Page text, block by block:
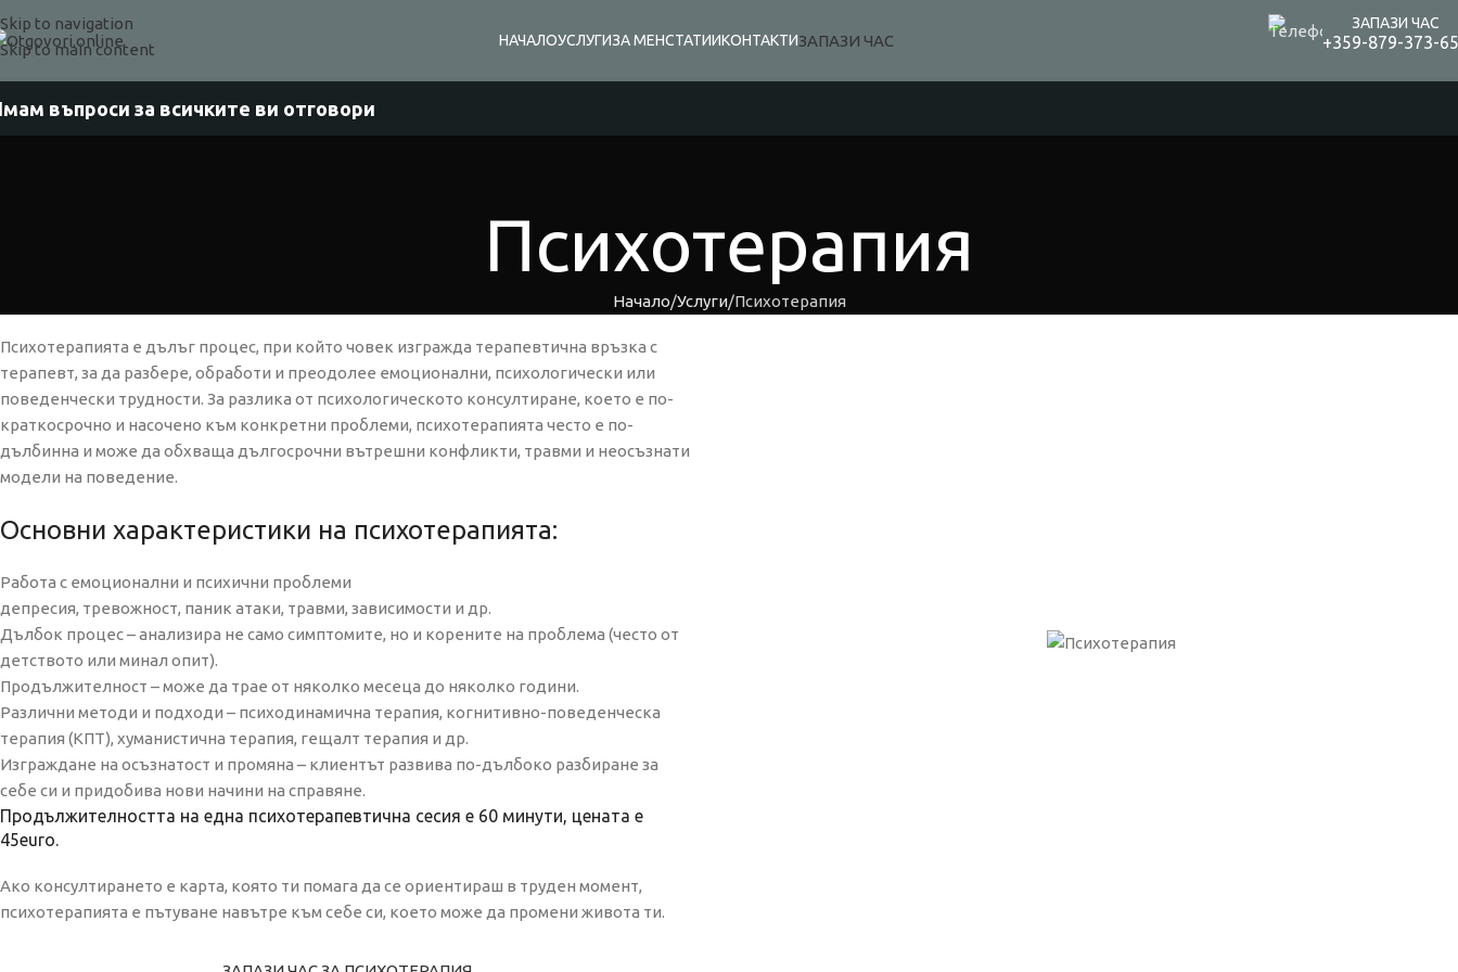
Skip to navigation
Skip to main content
НАЧАЛОУСЛУГИЗА МЕНСТАТИИКОНТАКТИЗАПАЗИ ЧАС
ЗАПАЗИ ЧАС
+359-879-373-
въпроси за всичките ви отговори
Психотерапия
Начало Услуги Психотерапия
Психотерапията е дълъг процес, при който човек изгражда терапевтична връзка с
терапевт, за да разбере, обработи и преодолее емоционални, психологически или
поведенчески трудности. За разлика от психологическото консултиране, което е по-
краткосрочно и насочено към конкретни проблеми, психотерапията често е по-
дълбинна и може да обхваща дългосрочни вътрешни конфликти, травми и неосъзнати
модели на поведение.
Основни характеристики на психотерапията:
Работа с емоционални и психични проблеми
депресия, тревожност, паник атаки, травми, зависимости и др.
Дълбок процес – анализира не само симптомите, но и корените на проблема (често от
детството или минал опит).
Продължителност – може да трае от няколко месеца до няколко години.
Различни методи и подходи – психодинамична терапия, когнитивно-поведенческа
терапия (КПТ), хуманистична терапия, гещалт терапия и др.
Изграждане на осъзнатост и промяна – клиентът развива по-дълбоко разбиране за
себе си и придобива нови начини на справяне.
Продължителността на една психотерапевтична сесия е 60 минути, цената е
45euro.
Ако консултирането е карта, която ти помага да се ориентираш в труден момент,
психотерапията е пътуване навътре към себе си, което може да промени живота ти.